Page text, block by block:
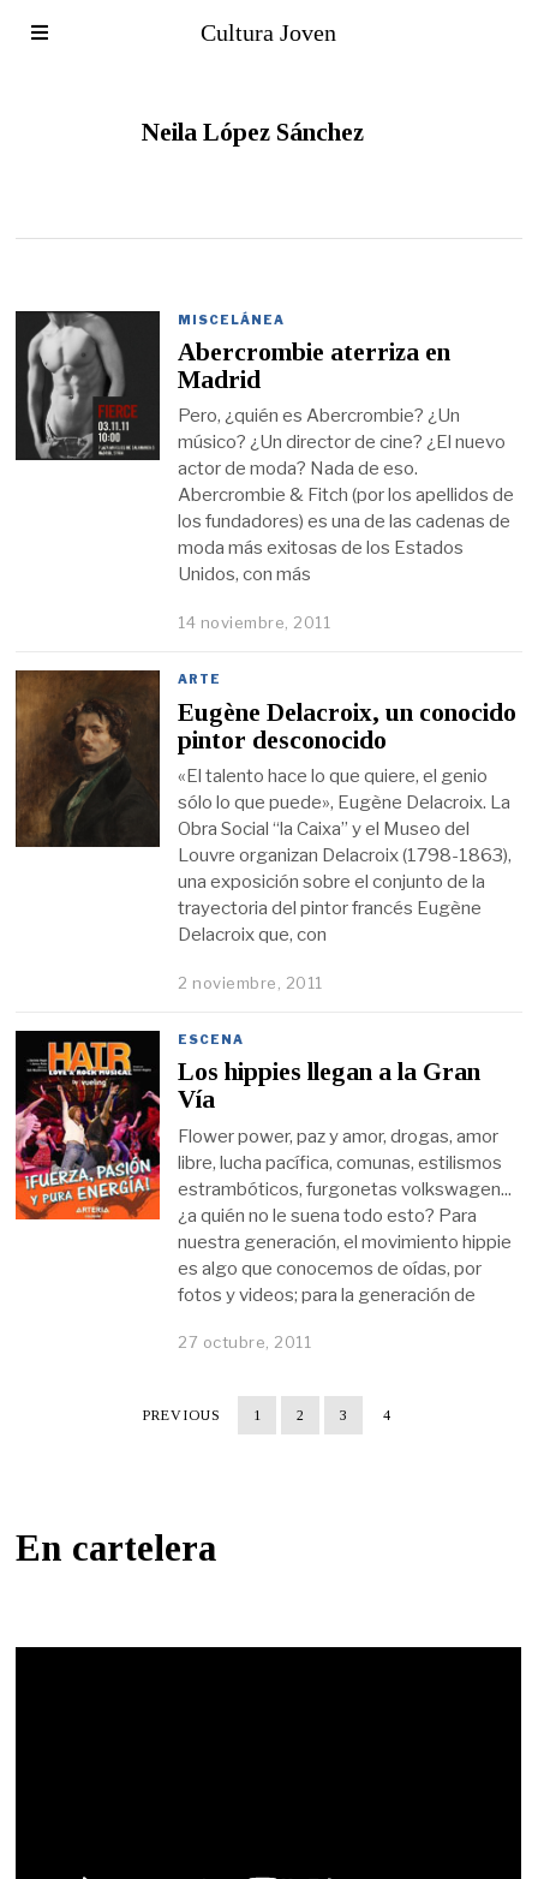
Cultura Joven
Neila López Sánchez
MISCELÁNEA
Abercrombie aterriza en
Madrid
Pero, ¿quién es Abercrombie? ¿Un
músico? ¿Un director de cine? ¿El nuevo
actor de moda? Nada de eso.
Abercrombie & Fitch (por los apellidos de
los fundadores) es una de las cadenas de
moda más exitosas de los Estados
Unidos, con más
14 noviembre, 2011
ARTE
Eugène Delacroix, un conocido
pintor desconocido
«El talento hace lo que quiere, el genio
sólo lo que puede», Eugène Delacroix. La
Obra Social “la Caixa” y el Museo del
Louvre organizan Delacroix (1798-1863),
una exposición sobre el conjunto de la
trayectoria del pintor francés Eugène
Delacroix que, con
2 noviembre, 2011
ESCENA
Los hippies llegan a la Gran
Vía
Flower power, paz y amor, drogas, amor
libre, lucha pacífica, comunas, estilismos
estrambóticos, furgonetas volkswagen...
¿a quién no le suena todo esto? Para
nuestra generación, el movimiento hippie
es algo que conocemos de oídas, por
fotos y videos; para la generación de
27 octubre, 2011
PREVIOUS 1 2 3 4
En cartelera